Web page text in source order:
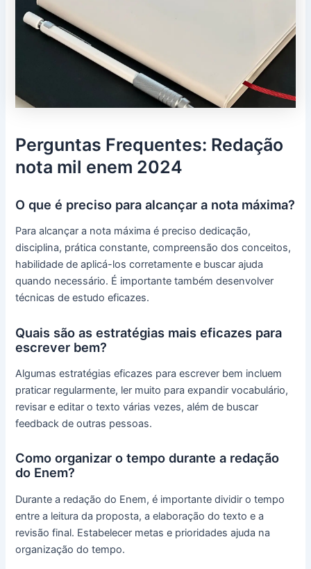
Perguntas Frequentes: Redação
nota mil enem 2024
O que é preciso para alcançar a nota máxima?
Para alcançar a nota máxima é preciso dedicação,
disciplina, prática constante, compreensão dos conceitos,
habilidade de aplicá-los corretamente e buscar ajuda
quando necessário. É importante também desenvolver
técnicas de estudo eficazes.
Quais são as estratégias mais eficazes para
escrever bem?
Algumas estratégias eficazes para escrever bem incluem
praticar regularmente, ler muito para expandir vocabulário,
revisar e editar o texto várias vezes, além de buscar
feedback de outras pessoas.
Como organizar o tempo durante a redação
do Enem?
Durante a redação do Enem, é importante dividir o tempo
entre a leitura da proposta, a elaboração do texto e a
revisão final. Estabelecer metas e prioridades ajuda na
organização do tempo.